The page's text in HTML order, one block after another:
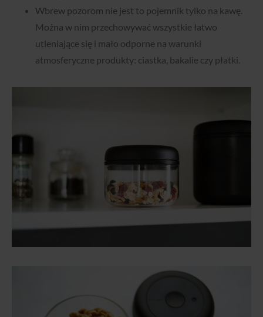
Wbrew pozorom nie jest to pojemnik tylko na kawę.
Można w nim przechowywać wszystkie łatwo
utleniające się i mało odporne na warunki
atmosferyczne produkty: ciastka, bakalie czy płatki.